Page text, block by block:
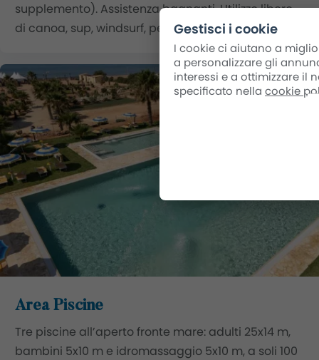
supplemento). Assistenza bagnanti. Utilizzo libero
di canoa, sup, windsurf, pedalò.
Area Piscine
Tre piscine all’aperto fronte mare: adulti 25x14 m,
bambini 5x10 m e idromassaggio 5x10 m, a soli 100
Gestisci i cookie
I cookie ci aiutano a
a personalizzare gli
interessi e a ottimizzare il
specificato nella cookie